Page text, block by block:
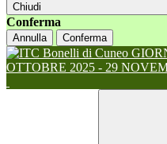
Chiudi
Conferma
Annulla Conferma
OTTOBRE 2025 - 29